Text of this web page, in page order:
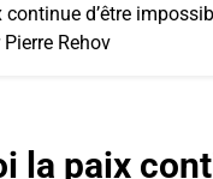
d’être
Rehov
la paix